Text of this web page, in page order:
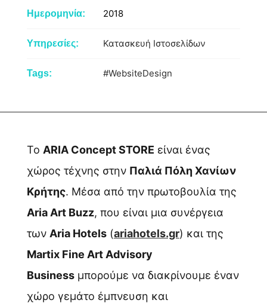
Το ARIA Concept STORE είναι ένας
χώρος τέχνης στην Παλιά Πόλη Χανίων
Κρήτης. Μέσα από την πρωτοβουλία της
Aria Art Buzz, που είναι μια συνέργεια
των Aria Hotels(ariahotels.gr) και της
Martix Fine Art Advisory
Businessμπορούμε να διακρίνουμε έναν
χώρο γεμάτο έμπνευση και
Ημερομηνία: 2018
Υπηρεσίες: Κατασκευή Ιστοσελίδων
Tags: #WebsiteDesign